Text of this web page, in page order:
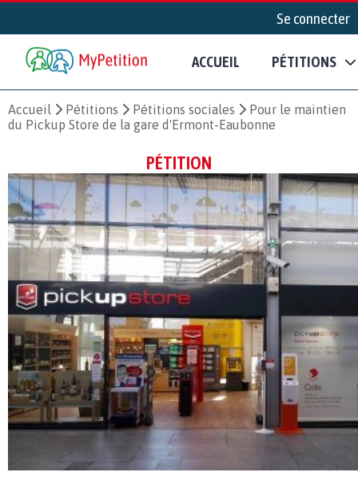
Se connecter
ACCUEIL PÉTITIONS
Accueil Pétitions Pétitions sociales
Pour le maintien
du Pickup Store de la gare d'Ermont-Eaubonne
PÉTITION